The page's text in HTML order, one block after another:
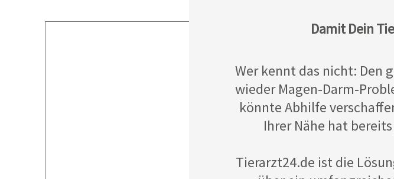
Damit Dein
Wer kennt das nicht: Den
wieder Magen-Darm-
könnte Abhilfe
Ihrer Nähe hat
Tierarzt24.de ist die